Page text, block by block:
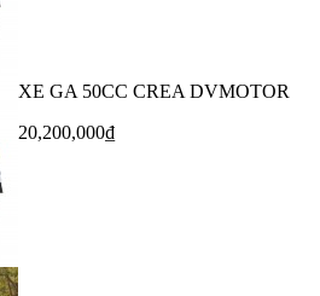
XE GA 50CC CREA DVMOTOR
20,200,000₫